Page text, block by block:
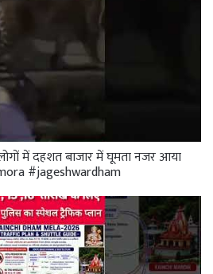
में दहशत बाजार में घूमता नजर आया
#jageshwardham